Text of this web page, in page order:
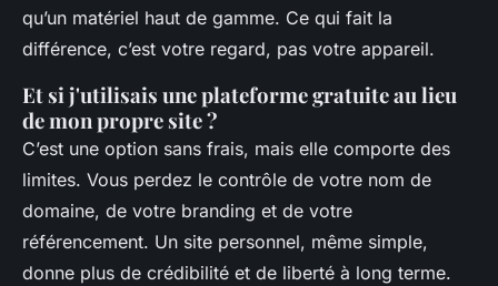
qu’un matériel haut de gamme. Ce qui fait la
différence, c’est votre regard, pas votre appareil.
Et si j'utilisais une plateforme gratuite au lieu
de mon propre site ?
C’est une option sans frais, mais elle comporte des
limites. Vous perdez le contrôle de votre nom de
domaine, de votre branding et de votre
référencement. Un site personnel, même simple,
donne plus de crédibilité et de liberté à long terme.